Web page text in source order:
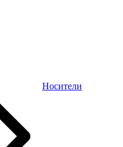
Носители